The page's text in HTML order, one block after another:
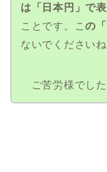
は「日本円」で
ことです。この
ないでくださいね
ご苦労様でした